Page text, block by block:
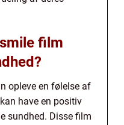
film
opleve en følelse af
have en positiv
sundhed. Disse film